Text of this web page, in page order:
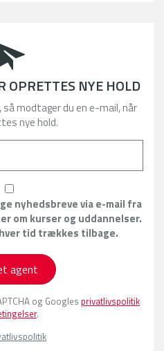
OPRETTES NYE HOLD
modtager du en e-mail, når
nye hold.
nyhedsbreve via e-mail fra
om kurser og uddannelser.
tid trækkes tilbage.
agent
og Googles privatlivspolitik
.